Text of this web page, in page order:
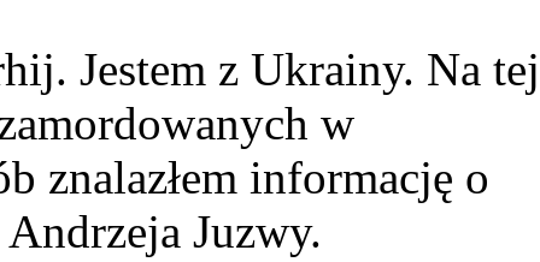
Jestem z Ukrainy. Na tej
w
znalazłem informację o
Juzwy.